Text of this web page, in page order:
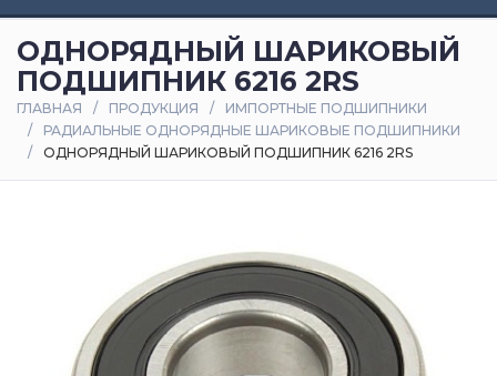
и
статьи
Оплата
доставка
ОДНОРЯДНЫЙ ШАРИКОВЫЙ
ПОДШИПНИК 6216 2RS
ГЛАВНАЯ ПРОДУКЦИЯ
ИМПОРТНЫЕ ПОДШИПНИКИ
РАДИАЛЬНЫЕ ОДНОРЯДНЫЕ ШАРИКОВЫЕ ПОДШИПНИКИ
ОДНОРЯДНЫЙ ШАРИКОВЫЙ ПОДШИПНИК 6216 2RS